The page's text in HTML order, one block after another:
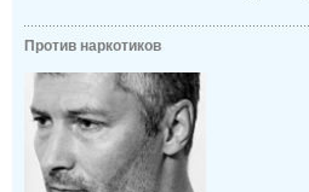
Против наркотиков